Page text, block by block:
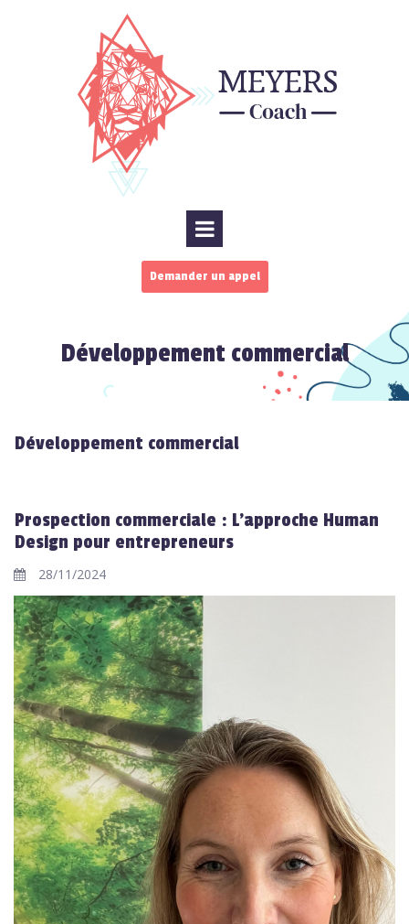
Demander un appel
Développement commercial
Développement commercial
Prospection commerciale : L'approche Human
Design pour entrepreneurs
28/11/2024